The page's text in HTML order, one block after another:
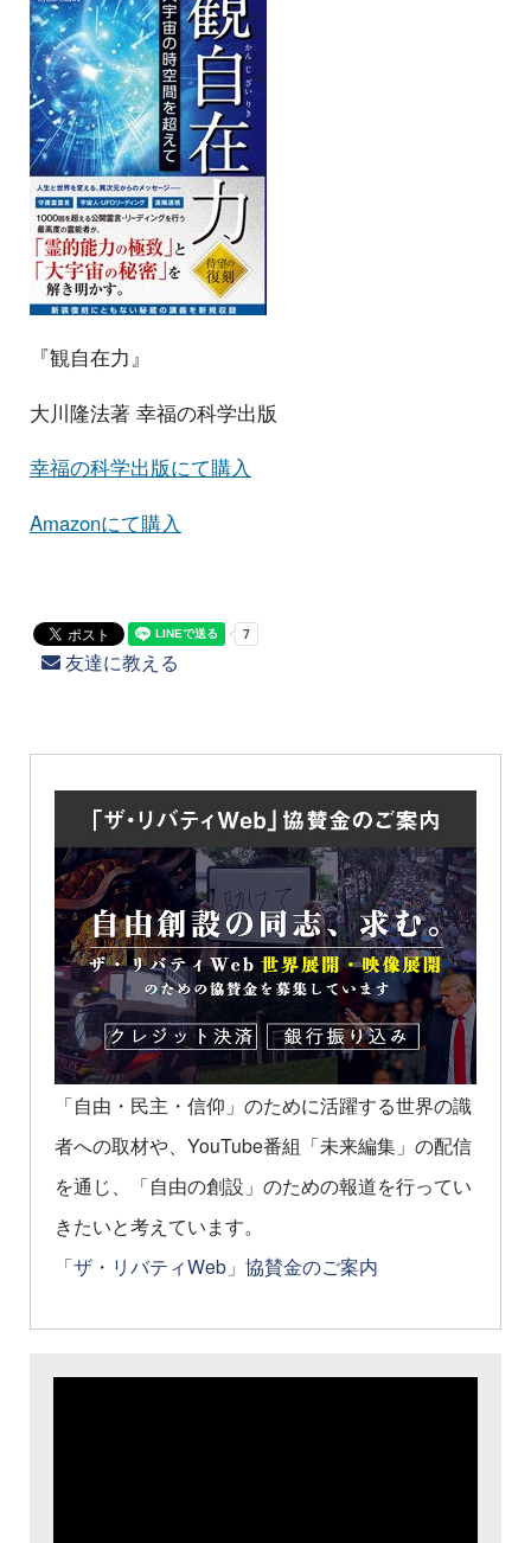
『観自在力』
大川隆法著 幸福の科学出版
幸福の科学出版にて購入
Amazonにて購入
友達に教える
「自由・民主・信仰」のために活躍する世界の識
者への取材や、YouTube番組「未来編集」の配信
を通じ、「自由の創設」のための報道を行ってい
きたいと考えています。
「ザ・リバティWeb」協賛金のご案内